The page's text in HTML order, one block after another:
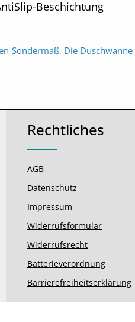
Beschichtung
Sondermaß, Die
Rechtliches
AGB
Datenschutz
Impressum
Widerrufsformular
Widerrufsrecht
Batterieverordnung
Barrierefreiheitserklärung